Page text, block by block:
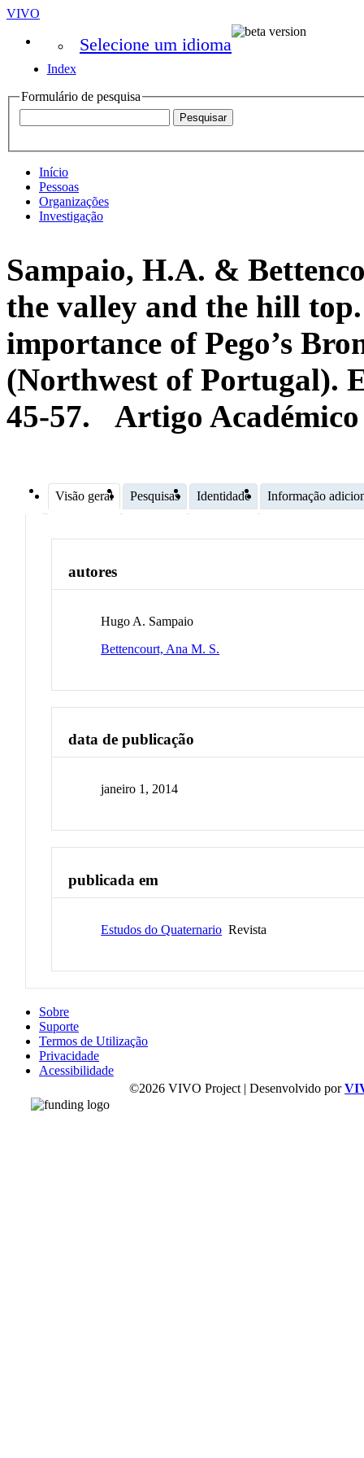
VIVO
Selecione um idioma
Index
Formulário de pesquisa
Início
Pessoas
Organizações
Investigação
Sampaio, H.A. &
the valley and the hill
importance of Pego’s
(Northwest of Portugal).
45-57.
Artigo Académico
Visão geral Pesquisas Identidade Informação
autores
Hugo A. Sampaio
Bettencourt, Ana M. S.
data de publicação
janeiro 1, 2014
publicada em
Estudos do Quaternario Revista
Sobre
Suporte
Termos de Utilização
Privacidade
Acessibilidade
©2026 VIVO Project | Desenvolvido por